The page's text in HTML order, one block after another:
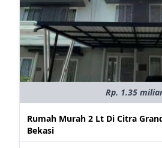
Rp. 1.35
Rumah Murah 2 Lt Di Citra
Bekasi